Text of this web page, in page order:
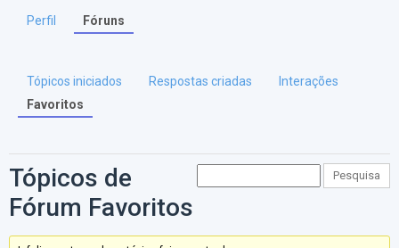
Perfil Fóruns
Tópicos iniciados Respostas criadas
Interações
Favoritos
tópicos:
Tópicos de
Fórum Favoritos